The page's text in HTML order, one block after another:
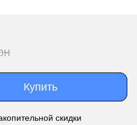
Купить
скидки